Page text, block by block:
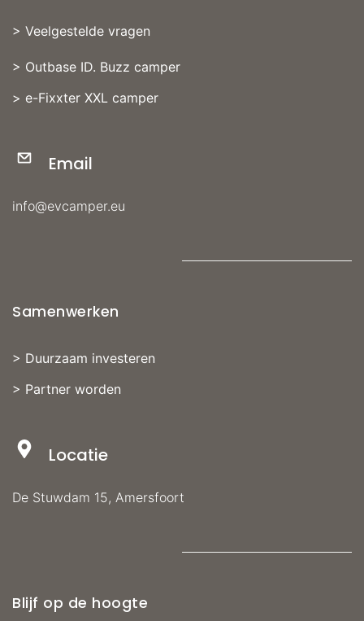
> Veelgestelde vragen
> Outbase ID. Buzz camper
> e-Fixxter XXL camper
Email
info@evcamper.eu
Samenwerken
> Duurzaam investeren
> Partner worden
Locatie
De Stuwdam 15, Amersfoort
Blijf op de hoogte